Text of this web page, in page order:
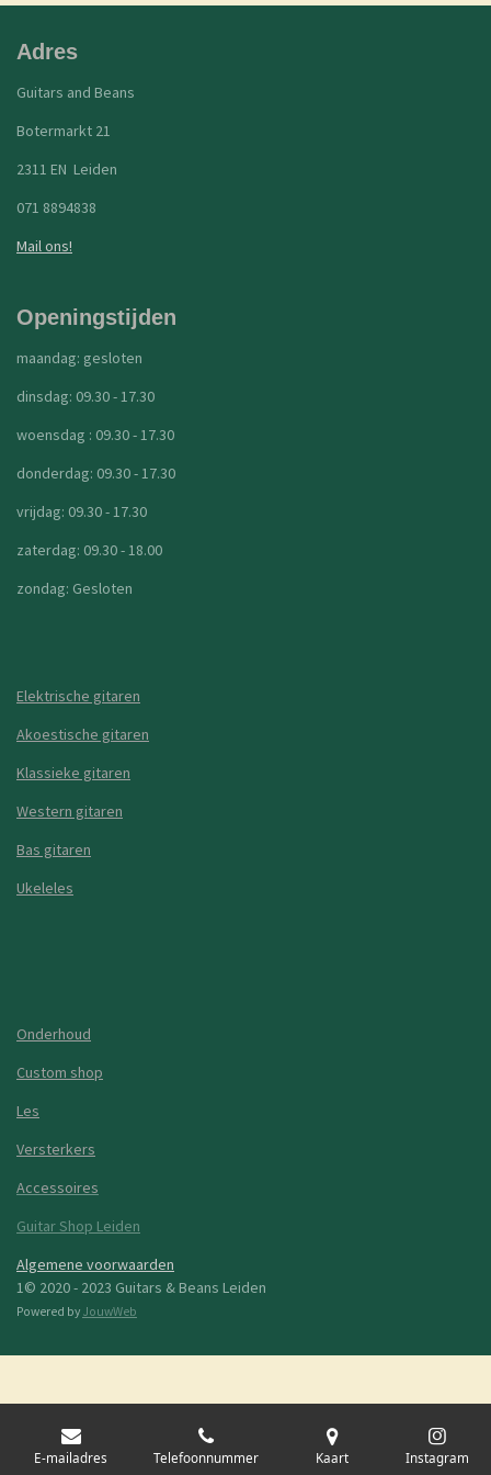
Adres
Guitars and Beans
Botermarkt 21
2311 EN Leiden
071 8894838
Mail ons!
Openingstijden
maandag: gesloten
dinsdag: 09.30 - 17.30
woensdag : 09.30 - 17.30
donderdag: 09.30 - 17.30
vrijdag: 09.30 - 17.30
zaterdag: 09.30 - 18.00
zondag: Gesloten
Elektrische gitaren
Akoestische gitaren
Klassieke gitaren
Western gitaren
Bas gitaren
Ukeleles
Onderhoud
Custom shop
Les
Versterkers
Accessoires
Guitar Shop Leiden
Algemene voorwaarden
1© 2020 - 2023 Guitars & Beans Leiden
Powered by JouwWeb
E-mailadres Telefoonnummer Kaart Instagram